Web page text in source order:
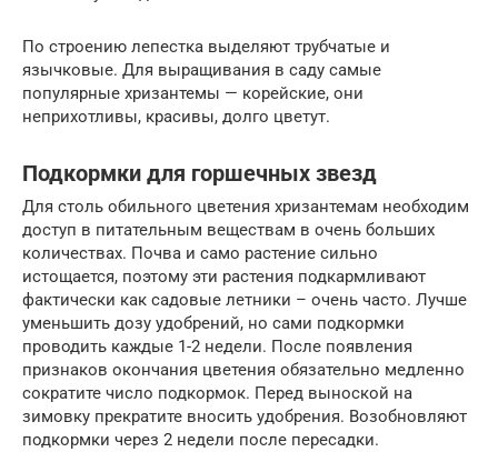
По строению лепестка выделяют трубчатые и
язычковые. Для выращивания в саду самые
популярные хризантемы — корейские, они
неприхотливы, красивы, долго цветут.
Подкормки для горшечных звезд
Для столь обильного цветения хризантемам необходим
доступ в питательным веществам в очень больших
количествах. Почва и само растение сильно
истощается, поэтому эти растения подкармливают
фактически как садовые летники – очень часто. Лучше
уменьшить дозу удобрений, но сами подкормки
проводить каждые 1-2 недели. После появления
признаков окончания цветения обязательно медленно
сократите число подкормок. Перед выноской на
зимовку прекратите вносить удобрения. Возобновляют
подкормки через 2 недели после пересадки.